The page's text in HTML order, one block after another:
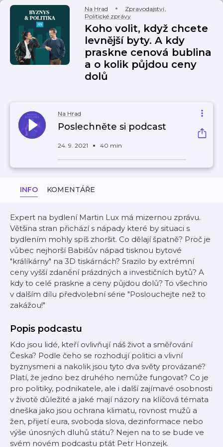
Na Hrad Zpravodajství,
Politické zprávy
Koho volit, když chcete
levnější byty. A kdy
praskne cenová bublina
a o kolik půjdou ceny
dolů
Na Hrad
Poslechněte si podcast
24. 9. 2021 40 min
INFO KOMENTÁŘE
Expert na bydlení Martin Lux má mizernou zprávu.
Většina stran přichází s nápady které by situaci s
bydlením mohly spíš zhoršit. Co dělají špatně? Proč je
vůbec nejhorší Babišův nápad tisknou bytové
"králíkárny" na 3D tiskárnách? Srazilo by extrémní
ceny vyšší zdanění prázdných a investičních bytů? A
kdy to celé praskne a ceny půjdou dolů? To všechno
v dalším dílu předvolební série "Poslouchejte než to
zakážou!"
Popis podcastu
Kdo jsou lidé, kteří ovlivňují náš život a směřování
Česka? Podle čeho se rozhodují politici a vlivní
byznysmeni a nakolik jsou tyto dva světy provázané?
Platí, že jedno bez druhého nemůže fungovat? Co je
pro politiky, podnikatele, ale i další zajímavé osobnosti
v životě důležité a jaké mají názory na klíčová témata
dneška jako jsou ochrana klimatu, rovnost mužů a
žen, přijetí eura, svoboda slova, dezinformace nebo
výše únosných dluhů státu? Nejen na to se bude ve
svém novém podcastu ptát Petr Honzejk.